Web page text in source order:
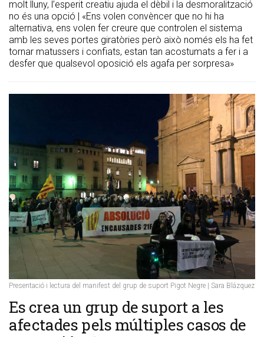
molt lluny, l’esperit creatiu ajuda el dèbil i la desmoralització
no és una opció | «Ens volen convèncer que no hi ha
alternativa, ens volen fer creure que controlen el sistema
amb les seves portes giratòries però això només els ha fet
tornar matussers i confiats, estan tan acostumats a fer i a
desfer que qualsevol oposició els agafa per sorpresa»
Presentació i lectura del manifest del grup de suport Pigot Negre | Sara Blázquez
Es crea un grup de suport a les
afectades pels múltiples casos de